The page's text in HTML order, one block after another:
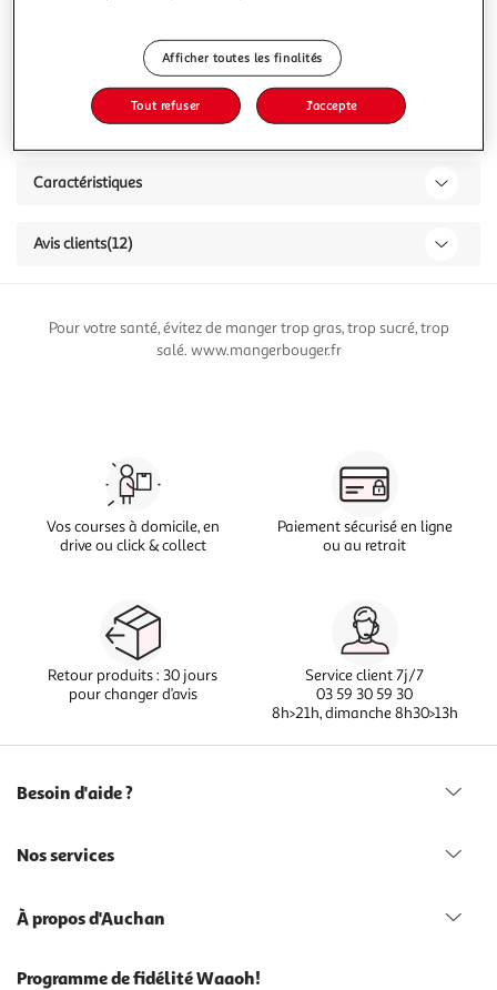
Description
Caractéristiques
Avis clients(12)
Pour votre santé, évitez de manger trop gras, trop sucré, trop
salé. www.mangerbouger.fr
Vos courses à domicile, en
drive ou click & collect
Paiement sécurisé en ligne
ou au retrait
Retour produits : 30 jours
pour changer d’avis
Service client 7j/7
03 59 30 59 30
8h>21h, dimanche 8h30>13h
Besoin d'aide ?
Nos services
À propos d'Auchan
Programme de fidélité Waaoh!
Afficher toutes les finalités
Tout refuser J'accepte